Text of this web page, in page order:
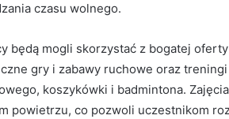
czasu wolnego.
będą mogli skorzystać z bogatej
gry i zabawy ruchowe oraz
koszykówki i badmintona.
powietrzu, co pozwoli uczestnikom